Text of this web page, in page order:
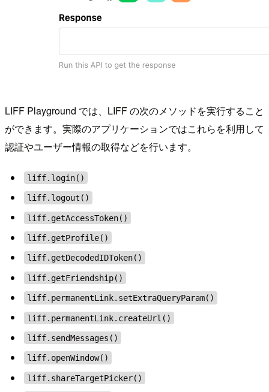
LIFF Playground では、LIFF の次のメソッドを実行すること
ができます。実際のアプリケーションではこれらを利用して
認証やユーザー情報の取得などを行います。
liff.login()
liff.logout()
liff.getAccessToken()
liff.getProfile()
liff.getDecodedIDToken()
liff.getFriendship()
liff.permanentLink.setExtraQueryParam()
liff.permanentLink.createUrl()
liff.sendMessages()
liff.openWindow()
liff.shareTargetPicker()